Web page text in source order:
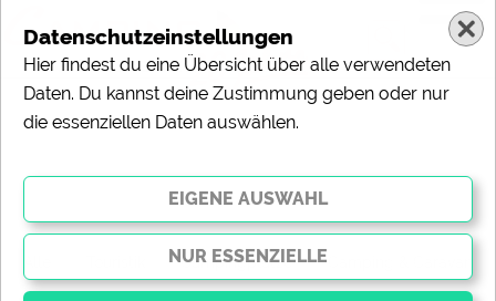
Campingplätze
Datenschutzeinstellungen
Hier findest du eine Übersicht über alle verwendeten
Daten. Du kannst deine Zustimmung geben oder nur
die essenziellen Daten auswählen.